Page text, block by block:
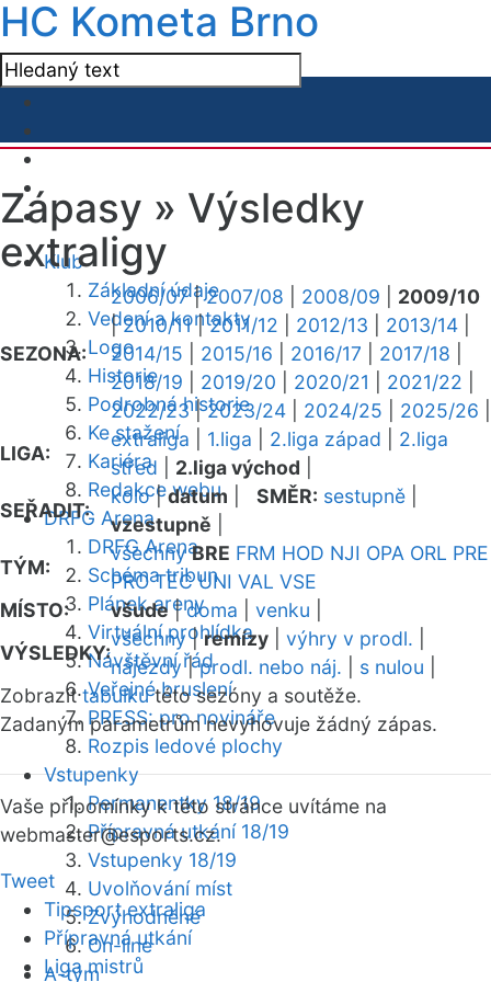
HC Kometa Brno
Klub
Základní údaje
Vedení a kontakty
Logo
Historie
Podrobná historie
Ke stažení
Kariéra
Redakce webu
DRFG Arena
DRFG Arena
Schéma tribun
Plánek areny
Virtuální prohlídka
Návštěvní řád
Veřejné bruslení
PRESS: pro novináře
Rozpis ledové plochy
Vstupenky
Permanentky 18/19
Přípravná utkání 18/19
Vstupenky 18/19
Uvolňování míst
Zvýhodněné
On-line
A-tým
Zápasy » Výsledky
extraligy
SEZONA:
2006/07|2007/08 2008/09
2009/10
|2010/11|2011/12 2012/13 2013/14
2014/15
2015/16 2016/17 2017/18
2018/19
2019/20 2020/21 2021/22
2022/23|2023/24 2024/25 2025/26
LIGA:
extraliga 1.liga 2.liga západ
2.liga
střed
2.liga východ
SEŘADIT:
kolo|datum SMĚR: sestupně
vzestupně
TÝM:
všechny BRE FRM HOD NJI OPA ORL PRE
PRO TEC UNI VAL VSE
MÍSTO:
všude|doma venku
VÝSLEDKY:
všechny|remízy výhry v prodl.
nájezdy|prodl. nebo náj. s nulou
Zobrazittabulkutéto sezóny a soutěže.
Zadaným parametrům nevyhovuje žádný zápas.
Vaše připomínky k této stránce uvítáme na
webmaster@esports.cz.
Tweet
Tipsport extraliga
Přípravná utkání
Liga mistrů